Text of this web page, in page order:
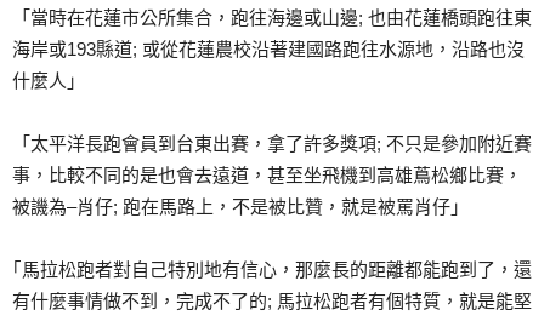
「當時在花蓮市公所集合，跑往海邊或山邊; 也由花蓮橋頭跑往東
海岸或193縣道; 或從花蓮農校沿著建國路跑往水源地，沿路也沒
什麼人」
「太平洋長跑會員到台東出賽，拿了許多獎項; 不只是參加附近賽
事，比較不同的是也會去遠道，甚至坐飛機到高雄蔦松鄉比賽，
被譏為–肖仔; 跑在馬路上，不是被比贊，就是被罵肖仔」
｢馬拉松跑者對自己特別地有信心，那麼長的距離都能跑到了，還
有什麼事情做不到，完成不了的; 馬拉松跑者有個特質，就是能堅